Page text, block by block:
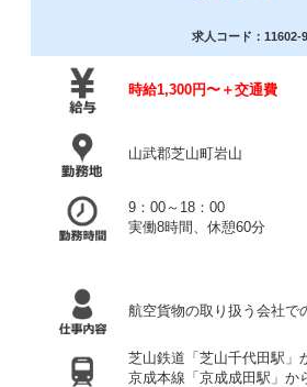
求人コード：11602-
時給1,300円〜＋交通費
山武郡芝山町岩山
9：00～18：00
実働8時間、休憩60分
航空貨物の取り扱う会社で
芝山鉄道「芝山千代田駅」
京成本線「京成成田駅」か